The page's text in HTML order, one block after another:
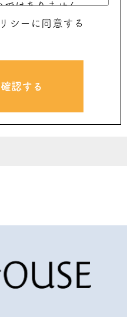
ではありません。
ウェブサイト上の
りません。
の義務を負うもの
社とのメール送受
る損害について、
シーに同意する